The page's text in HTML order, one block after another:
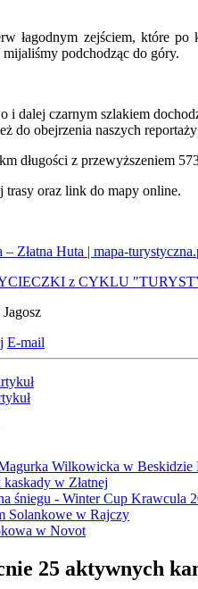
łagodnym zejściem, które
podchodząc do góry.
i dalej czarnym szlakiem
do obejrzenia naszych reportaży
km długości z przewyższeniem
trasy oraz link do mapy online.
– Złatna Huta | mapa-
z CYKLU
E-mail
Wilkowicka w Beskidzie
w Złatnej
śniegu - Winter Cup Krawcula
Solankowe w Rajczy
w Novot
25 aktywnych